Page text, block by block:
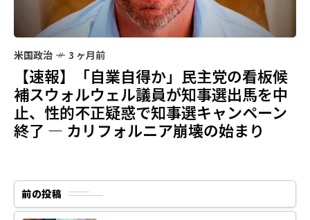
米国政治 3 ヶ月前
【速報】「自業自得か」民主党の看板候
補スウォルウェル議員が知事選出馬を中
止、性的不正疑惑で知事選キャンペーン
終了 — カリフォルニア崩壊の始まり
前の投稿